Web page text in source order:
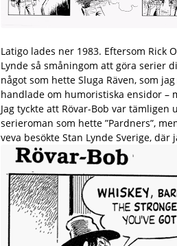
Latigo lades ner 1983. Eftersom Rick
Lynde så småningom att göra serier
något som hette Sluga Räven, som
handlade om humoristiska ensidor –
Jag tyckte att Rövar-Bob var
serieroman som hette ”Pardners”,
veva besökte Stan Lynde Sverige,